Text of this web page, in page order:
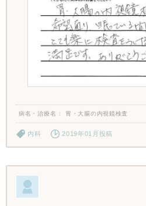
病名・治療名 胃・大腸の内視鏡検査
内科 2019年01月投稿